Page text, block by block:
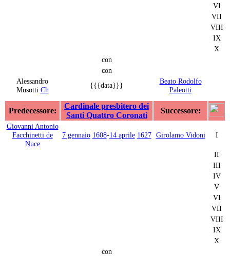
VI
VII
VIII
IX
X
con
con
Alessandro
Musotti Ch
{{{data}}}
Beato Rodolfo
Paleotti
Predecessore:
Cardinale presbitero dei
Santi Quattro Coronati
Successore:
Giovanni Antonio
Facchinetti de
Nuce
7 gennaio 1608-14 aprile 1627 Girolamo Vidoni I
II
III
IV
V
VI
VII
VIII
IX
X
con